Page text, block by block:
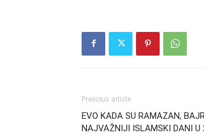
Previous article
EVO KADA SU RAMAZAN,
NAJVAŽNIJI ISLAMSKI DANI U